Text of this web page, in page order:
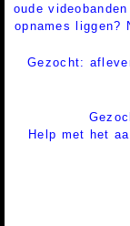
oude
opnames liggen?
Gezocht:
Help met het